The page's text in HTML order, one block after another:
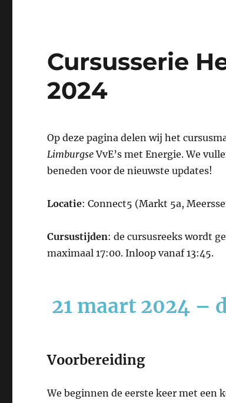
Cursusserie
2024
Op deze pagina delen wij het
LimburgseVvE’s met Energie. We
beneden voor de nieuwste updates!
Locatie: Connect5 (Markt 5a,
Cursustijden: de cursusreeks wordt
maximaal 17:00. Inloop vanaf 13:45.
21 maart 2024 –
Voorbereiding
We beginnen de eerste keer met